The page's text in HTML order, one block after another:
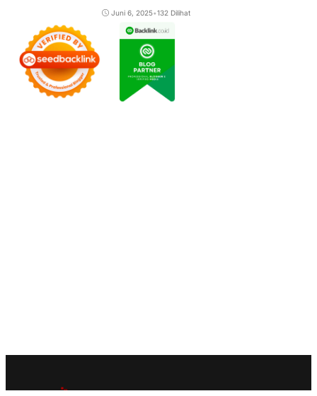
Juni 6, 2025•132 Dilihat